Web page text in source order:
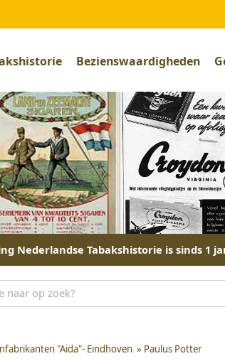
Bezienswaardigheden
Nederlandse Tabakshistorie is sinds 1
"Aida"- Eindhoven » Paulus Potter